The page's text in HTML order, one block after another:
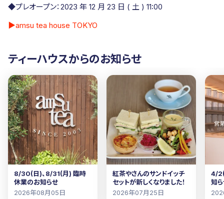
◆プレオープン：2023 年 12 月 23 日 ( 土 ) 11:00
▶︎amsu tea house TOKYO
ティーハウスからのお知らせ
8/30(日)、8/31(月) 臨時
休業のお知らせ
2026年08月05日
紅茶やさんのサンドイッチ
セットが新しくなりました！
2026年07月25日
4/
知